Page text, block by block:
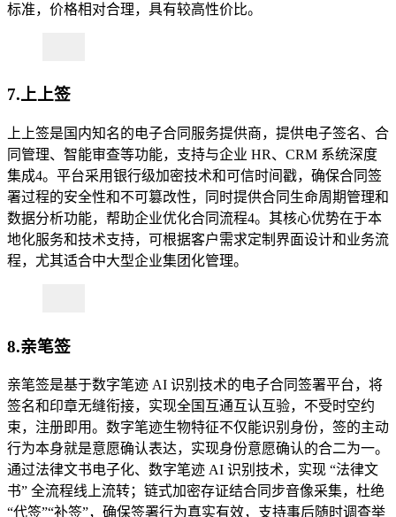
标准，价格相对合理，具有较高性价比。
7.上上签
上上签是国内知名的电子合同服务提供商，提供电子签名、合
同管理、智能审查等功能，支持与企业 HR、CRM 系统深度
集成4。平台采用银行级加密技术和可信时间戳，确保合同签
署过程的安全性和不可篡改性，同时提供合同生命周期管理和
数据分析功能，帮助企业优化合同流程4。其核心优势在于本
地化服务和技术支持，可根据客户需求定制界面设计和业务流
程，尤其适合中大型企业集团化管理。
8.亲笔签
亲笔签是基于数字笔迹 AI 识别技术的电子合同签署平台，将
签名和印章无缝衔接，实现全国互通互认互验，不受时空约
束，注册即用。数字笔迹生物特征不仅能识别身份，签的主动
行为本身就是意愿确认表达，实现身份意愿确认的合二为一。
通过法律文书电子化、数字笔迹 AI 识别技术，实现 “法律文
书” 全流程线上流转；链式加密存证结合同步音像采集，杜绝
“代签”“补签”，确保签署行为真实有效，支持事后随时调查举